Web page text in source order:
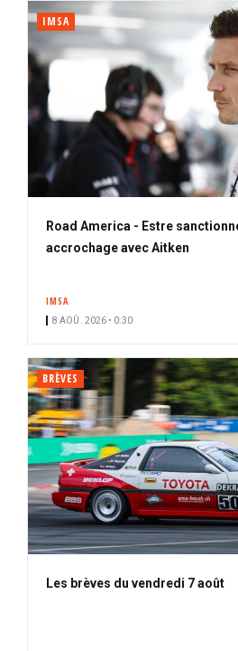
IMSA
Road America - Estre
accrochage avec Aitken
IMSA
8 AOÛ. 2026 • 0:30
BRÈVES
Les brèves du vendredi 7 août